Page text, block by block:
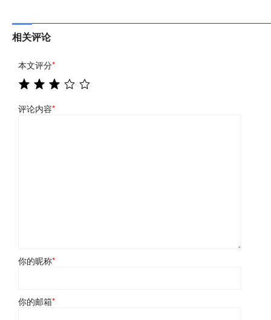
相关评论
本文评分*
评论内容*
你的昵称*
你的邮箱*